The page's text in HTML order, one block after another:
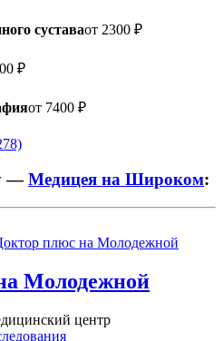
суставаот 2300 ₽
₽
от 7400 ₽
—Медицея на Широком:
Молодежной
центр